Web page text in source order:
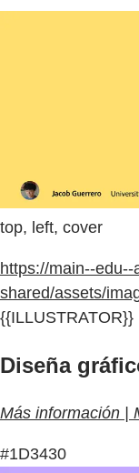
top, left, cover
https://main--
shared/assets/
{{ILLUSTRATOR}}
Diseña
Más información |
#1D3430